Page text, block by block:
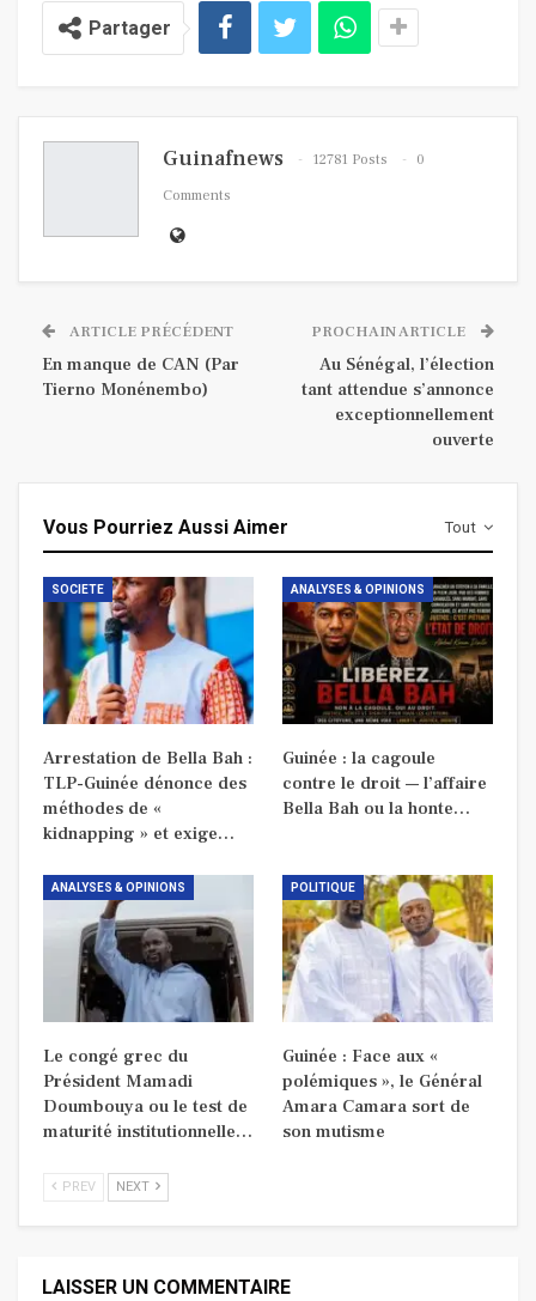
Partager
Guinafnews 12781 Posts
0
Comments
ARTICLE PRÉCÉDENT
En manque de CAN (Par
Tierno Monénembo)
PROCHAIN ARTICLE
Au Sénégal, l’élection
tant attendue s’annonce
exceptionnellement
ouverte
Tout
Vous Pourriez Aussi Aimer
SOCIETE
Arrestation de Bella Bah :
TLP-Guinée dénonce des
méthodes de «
kidnapping » et exige…
ANALYSES & OPINIONS
Guinée : la cagoule
contre le droit — l’affaire
Bella Bah ou la honte…
ANALYSES & OPINIONS
Le congé grec du
Président Mamadi
Doumbouya ou le test de
maturité institutionnelle…
POLITIQUE
Guinée : Face aux «
polémiques », le Général
Amara Camara sort de
son mutisme
PREV NEXT
LAISSER UN COMMENTAIRE